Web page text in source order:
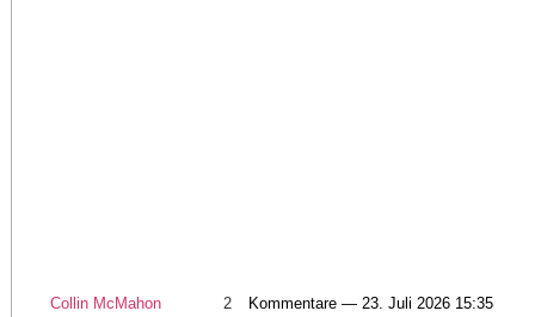
Collin McMahon 2 Kommentare — 23. Juli 2026 15:35